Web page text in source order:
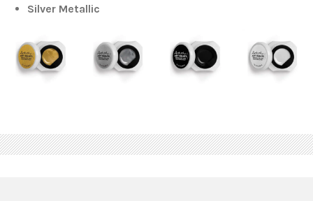
Silver Metallic